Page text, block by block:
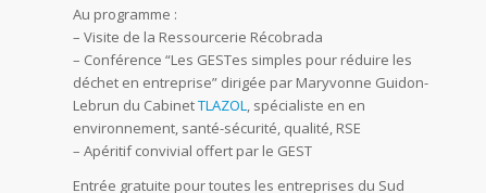
Au programme :
– Visite de la Ressourcerie Récobrada
– Conférence “Les GESTes simples pour réduire les
déchet en entreprise” dirigée par Maryvonne Guidon-
Lebrun du CabinetTLAZOL, spécialiste en en
environnement, santé-sécurité, qualité, RSE
– Apéritif convivial offert par le GEST
Entrée gratuite pour toutes les entreprises du Sud